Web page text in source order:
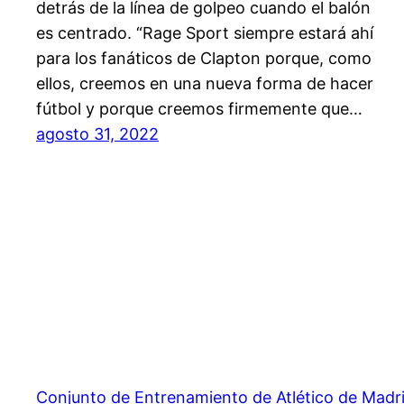
detrás de la línea de golpeo cuando el balón
es centrado. “Rage Sport siempre estará ahí
para los fanáticos de Clapton porque, como
ellos, creemos en una nueva forma de hacer
fútbol y porque creemos firmemente que…
agosto 31, 2022
Conjunto de Entrenamiento de Atlético de